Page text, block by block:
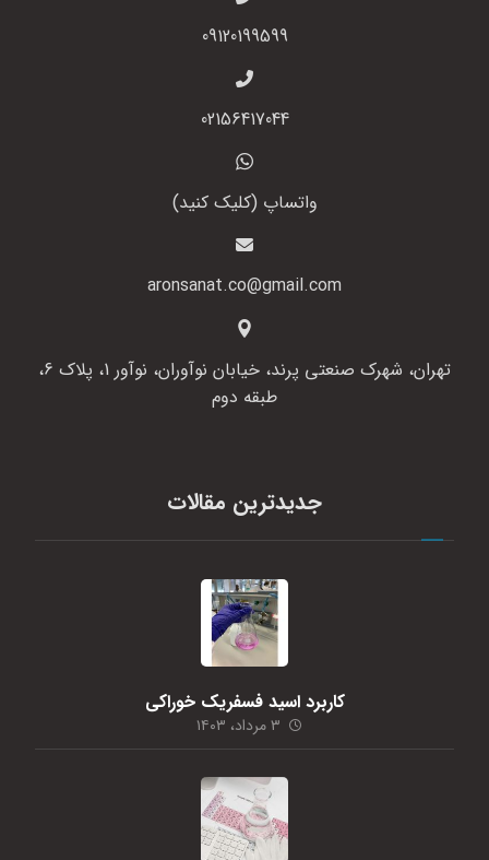
09120199599
02156417044
واتساپ (کلیک کنید)
aronsanat.co@gmail.com
تهران، شهرک صنعتی پرند، خیابان نوآوران، نوآور 1، پلاک 6،
طبقه دوم
جدیدترین مقالات
کاربرد اسید فسفریک خوراکی
۳ مرداد، ۱۴۰۳